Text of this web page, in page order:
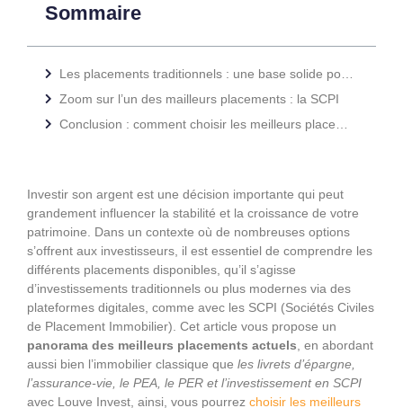
Sommaire
Zoom sur l’un des mailleurs placements : la SCPI
Investir son argent est une décision importante qui peut
grandement influencer la stabilité et la croissance de votre
patrimoine. Dans un contexte où de nombreuses options
s’offrent aux investisseurs, il est essentiel de comprendre les
différents placements disponibles, qu’il s’agisse
d’investissements traditionnels ou plus modernes via des
plateformes digitales, comme avec les SCPI (Sociétés Civiles
de Placement Immobilier). Cet article vous propose un
panorama des meilleurs placements actuels , en abordant
aussi bien l’immobilier classique que les livrets d’épargne,
l’assurance-vie, le PEA, le PER et l’investissement en SCPI
avec Louve Invest, ainsi, vous pourrez choisir les meilleurs